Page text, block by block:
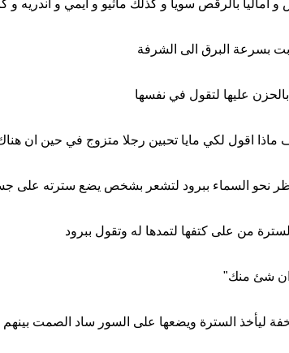
و اماليا بالرقص سويا و كذلك ماثيو و ايمي و اندريه
بسرعة البرق الى الشرفة
عليها لتقول في نفسها
ماذا اقول لكي مايا تحبين رجلا متزوج في حين ان
نحو السماء ببرود لتشعر بشخص يضع سترته على
من على كتفها لتمدها له وتقول ببرود
ان شئ منك"
ليأخذ السترة ويضعها على السور ساد الصمت بينهم